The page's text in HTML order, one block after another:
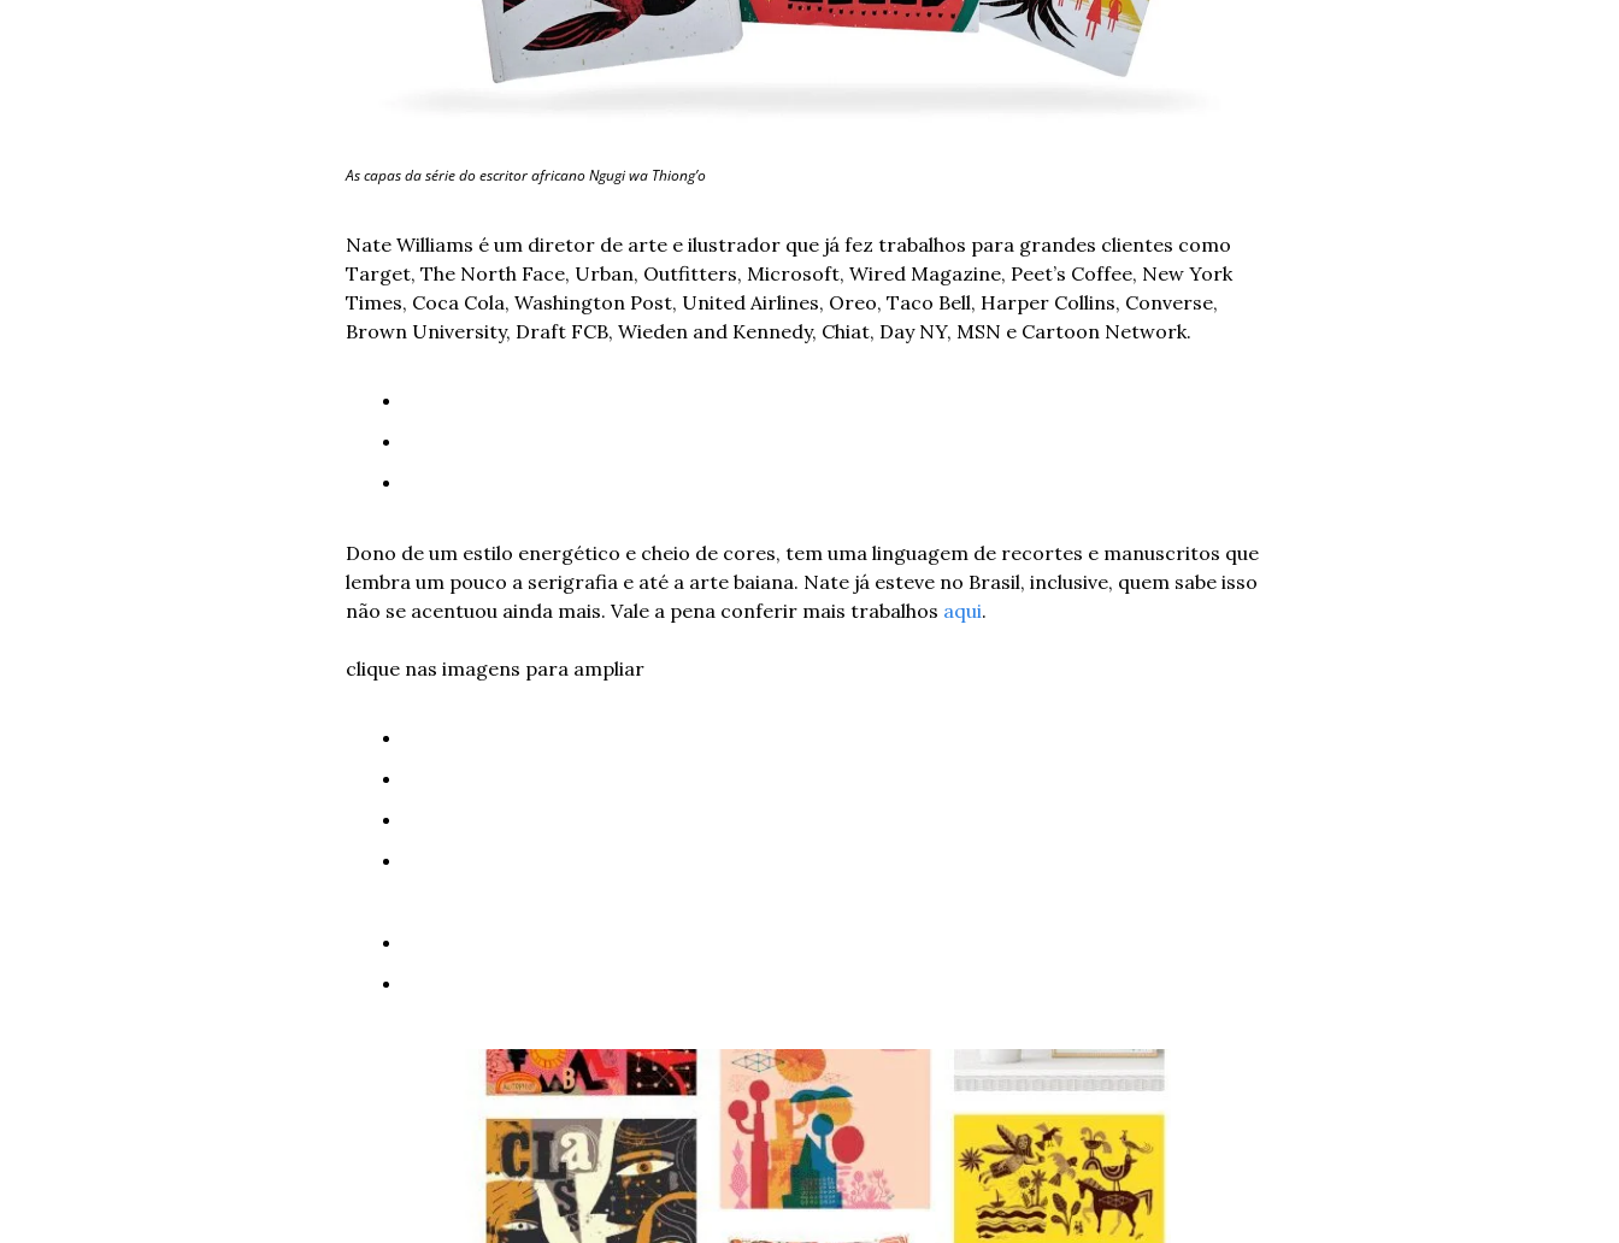
As capas da série do escritor africano Ngugi wa Thiong’o
Nate Williams é um diretor de arte e ilustrador que já fez trabalhos para grandes clientes como
Target, The North Face, Urban, Outfitters, Microsoft, Wired Magazine, Peet’s Coffee, New York
Times, Coca Cola, Washington Post, United Airlines, Oreo, Taco Bell, Harper Collins, Converse,
Brown University, Draft FCB, Wieden and Kennedy, Chiat, Day NY, MSN e Cartoon Network.
Dono de um estilo energético e cheio de cores, tem uma linguagem de recortes e manuscritos que
lembra um pouco a serigrafia e até a arte baiana. Nate já esteve no Brasil, inclusive, quem sabe isso
não se acentuou ainda mais. Vale a pena conferir mais trabalhos aqui.
clique nas imagens para ampliar